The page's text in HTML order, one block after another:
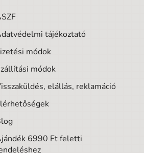
tájékoztató
módok
módok
elállás, reklamáció
6990 Ft feletti